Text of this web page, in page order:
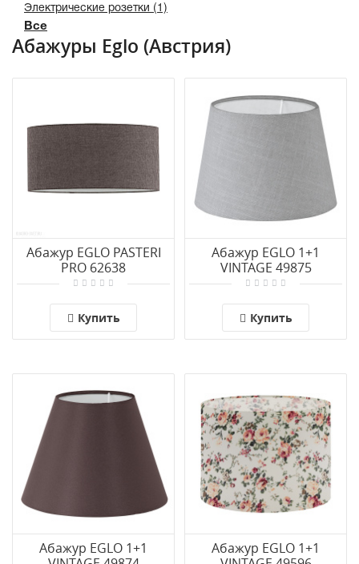
Электрические розетки (1)
Все
Абажуры Eglo (Австрия)
Абажур EGLO PASTERI
PRO 62638
Купить
Абажур EGLO 1+1
VINTAGE 49875
Купить
Абажур EGLO 1+1
Абажур EGLO 1+1